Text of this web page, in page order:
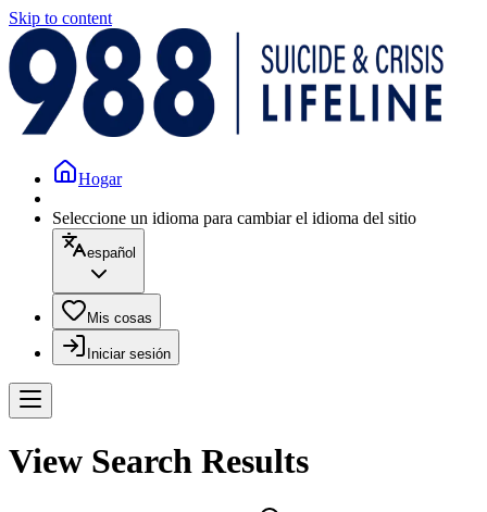
Skip to content
Hogar
Seleccione un idioma para cambiar el idioma del sitio
español
Mis cosas
Iniciar sesión
View Search Results